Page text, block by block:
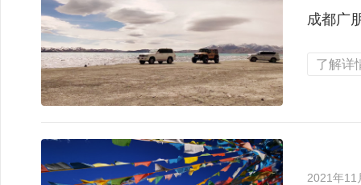
成都广
了解详
2021年11